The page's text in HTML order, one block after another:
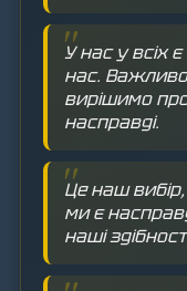
У нас у всіх
нас.
вирішимо
насправді.
Це наш
ми є
наші